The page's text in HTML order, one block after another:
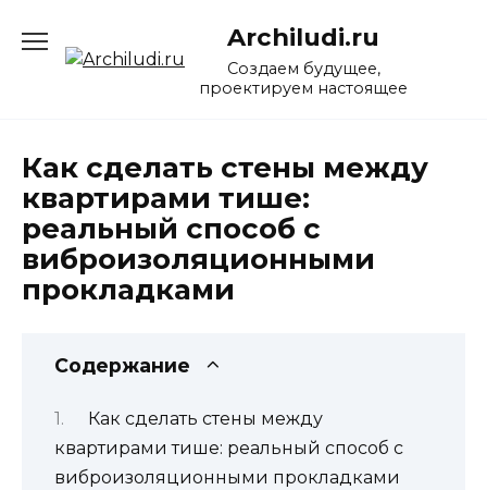
содержанию
Archiludi.ru
Создаем будущее,
проектируем настоящее
Как сделать стены между
квартирами тише:
реальный способ с
виброизоляционными
прокладками
Содержание
Как сделать стены между
квартирами тише: реальный способ с
виброизоляционными прокладками